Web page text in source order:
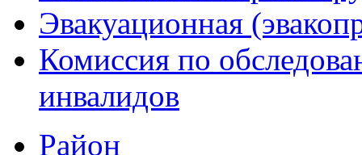
Эвакуационная
Комиссия по
инвалидов
Район